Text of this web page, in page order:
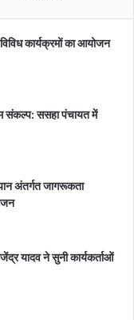
कार्यक्रमों का आयोजन
संकल्प: ससहा पंचायत में
अंतर्गत जागरूकता
यादव ने सुनी कार्यकर्ताओं